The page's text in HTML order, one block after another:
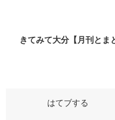
きてみて大分【月刊と